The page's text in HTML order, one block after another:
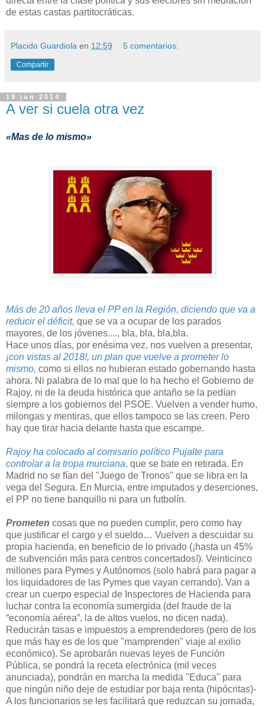
de estas castas partitocráticas.
Placido Guardiola en 12:59 5 comentarios:
Compartir
19 jun 2014
A ver si cuela otra vez
«Mas de lo mismo»
Más de 20 años lleva el PP en la Región, diciendo que va a
reducir el déficit, que se va a ocupar de los parados
mayores, de los jóvenes...., bla, bla, bla,bla.
Hace unos días, por enésima vez, nos vuelven a presentar,
¡con vistas al 2018!, un plan que vuelve a prometer lo
mismo, como si ellos no hubieran estado gobernando hasta
ahora. Ni palabra de lo mal que lo ha hecho el Gobierno de
Rajoy, ni de la deuda histórica que antaño se la pedían
siempre a los gobiernos del PSOE. Vuelven a vender humo,
milongas y mentiras, que ellos tampoco se las creen. Pero
hay que tirar hacia delante hasta que escampe.
Rajoy ha colocado al comisario político Pujalte para
controlar a la tropa murciana, que se bate en retirada. En
Madrid no se fían del "Juego de Tronos" que se libra en la
vega del Segura. En Murcia, entre imputados y deserciones,
el PP no tiene banquillo ni para un futbolín.
Prometen cosas que no pueden cumplir, pero como hay
que justificar el cargo y el sueldo… Vuelven a descuidar su
propia hacienda, en beneficio de lo privado (¡hasta un 45%
de subvención más para centros concertados!). Veinticinco
millones para Pymes y Autónomos (solo habrá para pagar a
los liquidadores de las Pymes que vayan cerrando). Van a
crear un cuerpo especial de Inspectores de Hacienda para
luchar contra la economía sumergida (del fraude de la
“economía aérea”, la de altos vuelos, no dicen nada).
Reducirán tasas e impuestos a emprendedores (pero de los
que más hay es de los que "mamprenden" viaje al exilio
económico). Se aprobarán nuevas leyes de Función
Pública, se pondrá la receta electrónica (mil veces
anunciada), pondrán en marcha la medida "Educa" para
que ningún niño deje de estudiar por baja renta (hipócritas)-
A los funcionarios se les facilitará que reduzcan su jornada,